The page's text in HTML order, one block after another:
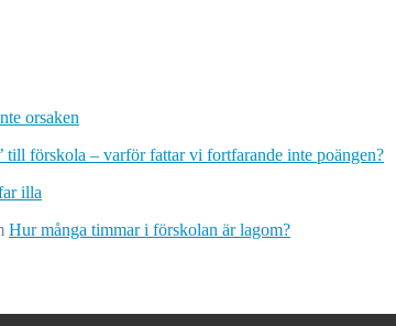
orsaken
till förskola – varför fattar vi fortfarande inte poängen?
illa
Hur många timmar i förskolan är lagom?